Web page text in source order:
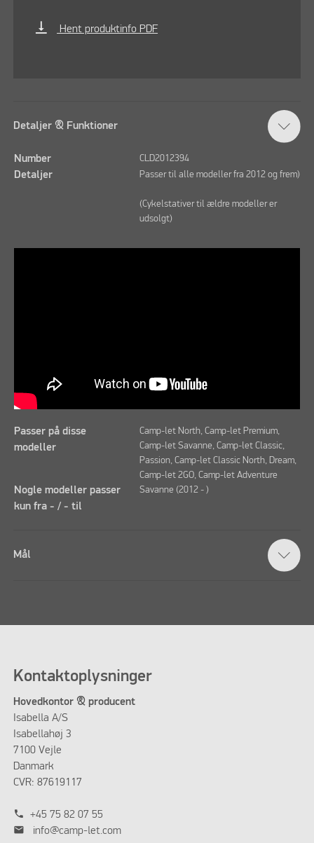
vertical_align_bottom Hent produktinfo PDF
Detaljer & Funktioner
Number CLD2012394
Detaljer Passer til alle modeller fra 2012 og frem)
(Cykelstativer til ældre modeller er
udsolgt)
Passer på disse
modeller
Camp-let North, Camp-let Premium,
Camp-let Savanne, Camp-let Classic,
Passion, Camp-let Classic North, Dream,
Camp-let 2GO, Camp-let Adventure
Nogle modeller passer
kun fra - / - til
Savanne (2012 - )
Mål
Kontaktoplysninger
Hovedkontor & producent
Isabella A/S
Isabellahøj 3
7100 Vejle
Danmark
CVR: 87619117
phone +45 75 82 07 55
mail info@camp-let.com